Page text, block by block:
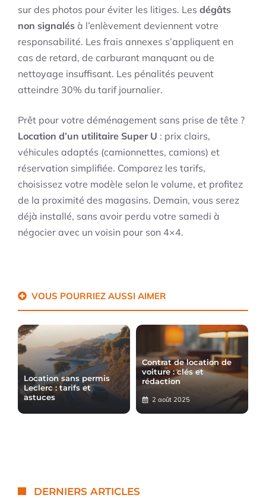
sur des photos pour éviter les litiges. Les dégâts
non signalés à l’enlèvement deviennent votre
responsabilité. Les frais annexes s’appliquent en
cas de retard, de carburant manquant ou de
nettoyage insuffisant. Les pénalités peuvent
atteindre 30% du tarif journalier.
Prêt pour votre déménagement sans prise de tête ?
Location d’un utilitaire Super U : prix clairs,
véhicules adaptés (camionnettes, camions) et
réservation simplifiée. Comparez les tarifs,
choisissez votre modèle selon le volume, et profitez
de la proximité des magasins. Demain, vous serez
déjà installé, sans avoir perdu votre samedi à
négocier avec un voisin pour son 4×4.
VOUS POURRIEZ AUSSI AIMER
Location sans permis
Leclerc : tarifs et
astuces
Contrat de location de
voiture : clés et
rédaction
2 août 2025
DERNIERS ARTICLES